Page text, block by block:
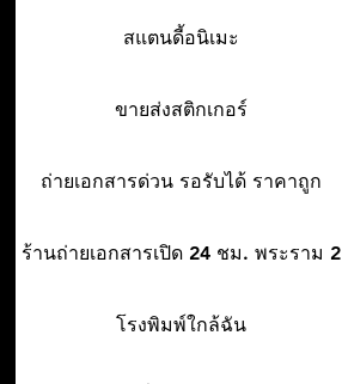
สแตนดี้อนิเมะ
ขายส่งสติกเกอร์
ถ่ายเอกสารด่วน รอรับได้ ราคาถูก
ร้านถ่ายเอกสารเปิด 24 ชม. พระราม 2
โรงพิมพ์ใกล้ฉัน